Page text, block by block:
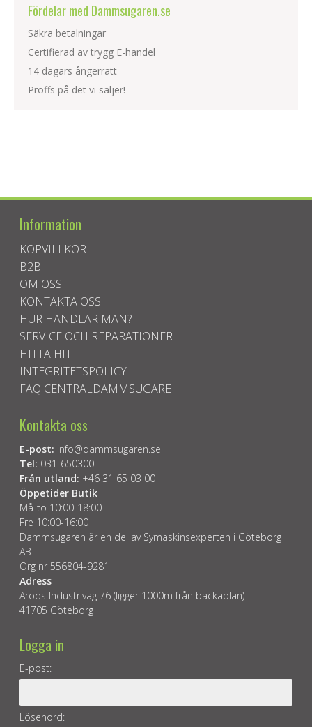
Fördelar med Dammsugaren.se
Säkra betalningar
Certifierad av trygg E-handel
14 dagars ångerrätt
Proffs på det vi säljer!
Information
KÖPVILLKOR
B2B
OM OSS
KONTAKTA OSS
HUR HANDLAR MAN?
SERVICE OCH REPARATIONER
HITTA HIT
INTEGRITETSPOLICY
FAQ CENTRALDAMMSUGARE
Kontakta oss
E-post: info@dammsugaren.se
Tel: 031-650300
Från utland: +46 31 65 03 00
Öppetider Butik
Må-to 10:00-18:00
Fre 10:00-16:00
Dammsugaren är en del av Symaskinsexperten i Göteborg
AB
Org nr 556804-9281
Adress
Aröds Industriväg 76 (ligger 1000m från backaplan)
41705 Göteborg
Logga in
E-post:
Lösenord: